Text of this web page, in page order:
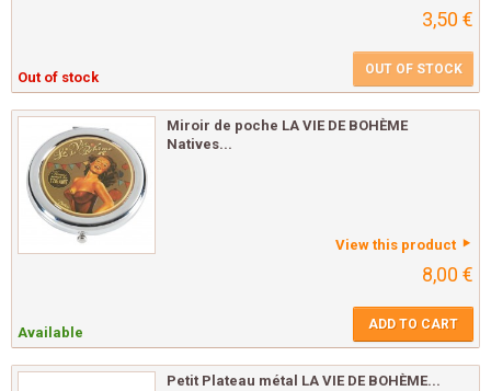
3,50 €
Out of stock OUT OF STOCK
Miroir de poche LA VIE DE BOHÈME
Natives...
View this product
8,00 €
Available ADD TO CART
Petit Plateau métal LA VIE DE BOHÈME...